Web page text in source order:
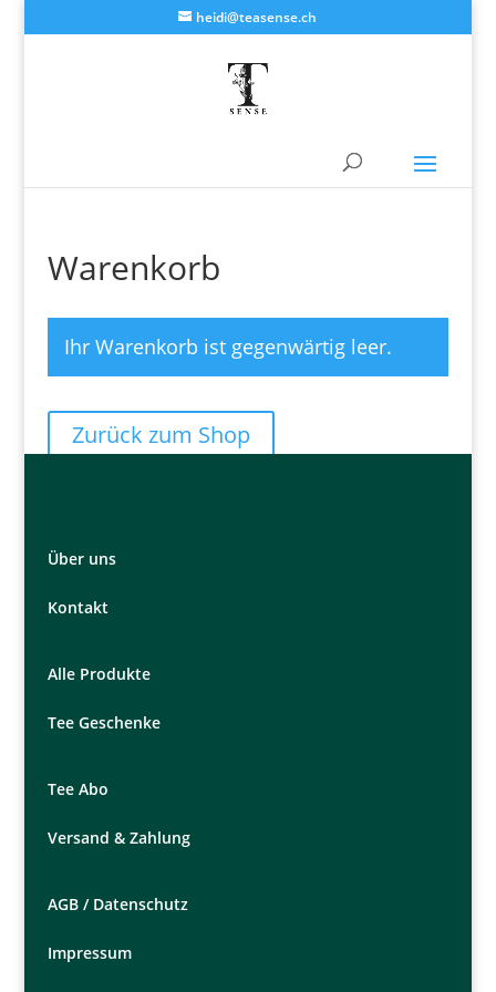
heidi@teasense.ch
Warenkorb
Ihr Warenkorb ist gegenwärtig leer.
Zurück zum Shop
Über uns
Kontakt
Alle Produkte
Tee Geschenke
Tee Abo
Versand & Zahlung
AGB / Datenschutz
Impressum